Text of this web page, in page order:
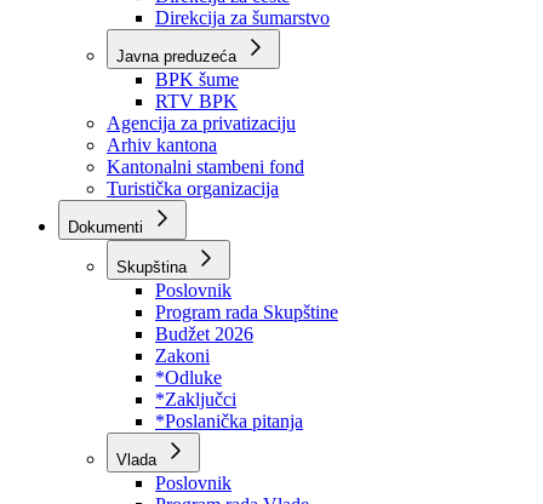
Direkcije
Direkcija za robne rezerve
Direkcija za ceste
Direkcija za šumarstvo
Javna preduzeća
BPK šume
RTV BPK
Agencija za privatizaciju
Arhiv kantona
Kantonalni stambeni fond
Turistička organizacija
Dokumenti
Skupština
Poslovnik
Program rada Skupštine
Budžet 2026
Zakoni
*Odluke
*Zaključci
*Poslanička pitanja